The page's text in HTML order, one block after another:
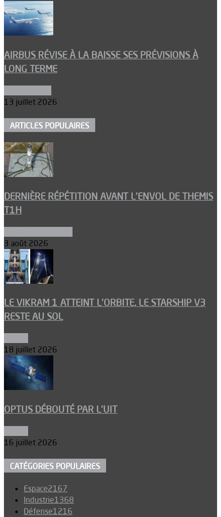
AIRBUS RÉVISE À LA BAISSE SES PRÉVISIONS À
LONG TERME
13 juillet 2026
ARTICLES POPULAIRES
DERNIÈRE RÉPÉTITION AVANT L’ENVOL DE THEMIS
T1H
3 août 2026
LE VIKRAM 1 ATTEINT L’ORBITE, LE STARSHIP V3
RESTE AU SOL
18 juillet 2026
OPTUS DÉBOUTÉ PAR L’UIT
16 juillet 2026
CATÉGORIES POPULAIRES
Espace2167
Industrie1368
Défense1216